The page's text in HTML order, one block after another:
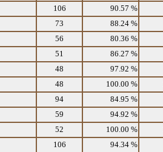
106 90.57 %
73 88.24 %
56 80.36 %
51 86.27 %
48 97.92 %
48 100.00 %
94 84.95 %
59 94.92 %
52 100.00 %
106 94.34 %